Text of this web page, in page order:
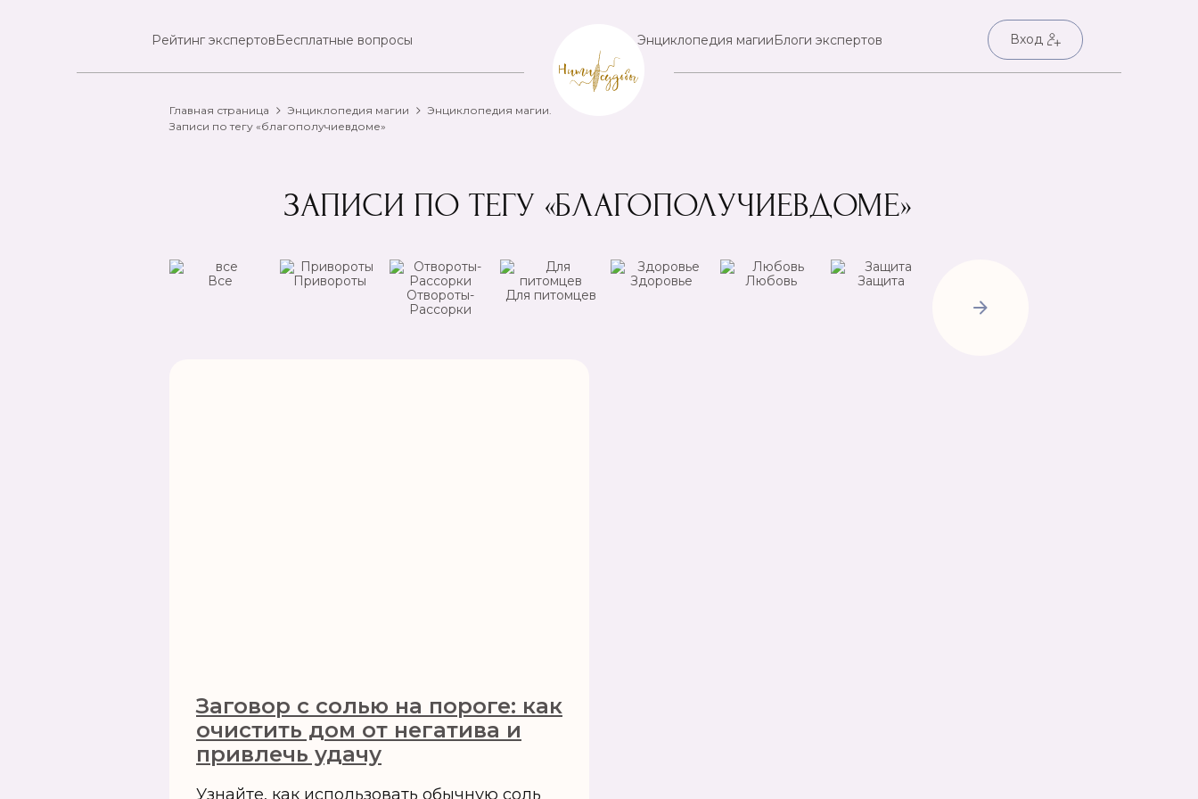
Рейтинг экспертовБесплатные вопросы Энциклопедия магииБлоги экспертов Вход
Главная страница Энциклопедия магии
Энциклопедия магии.
Записи по тегу «благополучиевдоме»
ЗАПИСИ ПО ТЕГУ «БЛАГОПОЛУЧИЕВДОМЕ»
Все
Привороты
Отвороты-
Рассорки
Для питомцев
Здоровье Любовь Защита
Заговор с солью на пороге: как
очистить дом от негатива и
привлечь удачу
Узнайте, как использовать обычную соль